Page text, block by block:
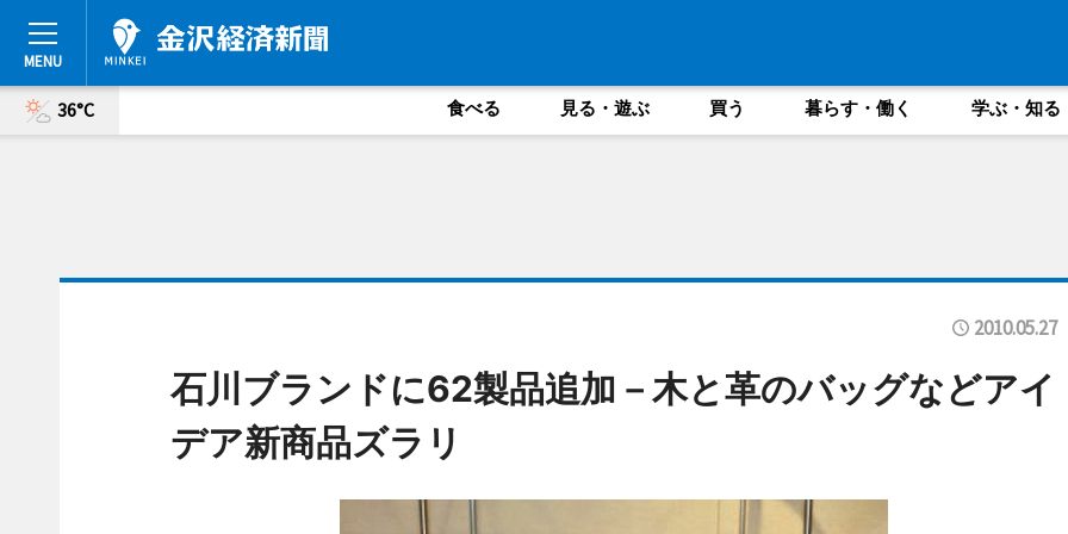
36°C 食べる 見る・遊ぶ 買う 暮らす・働く 学ぶ・知る
2010.05.27
石川ブランドに62製品追加－木と革のバッグなどアイ
デア新商品ズラリ